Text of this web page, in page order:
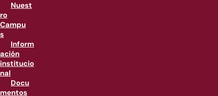
Nuest
ro
Campu
s
Inform
ación
institucio
nal
Docu
mentos